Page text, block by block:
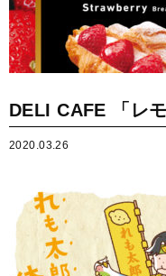
DELI CAFE 「レ
2020.03.26